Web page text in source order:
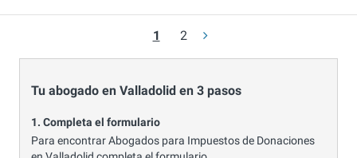
1 2
Tu abogado en Valladolid en 3 pasos
1. Completa el formulario
Para encontrar Abogados para Impuestos de Donaciones